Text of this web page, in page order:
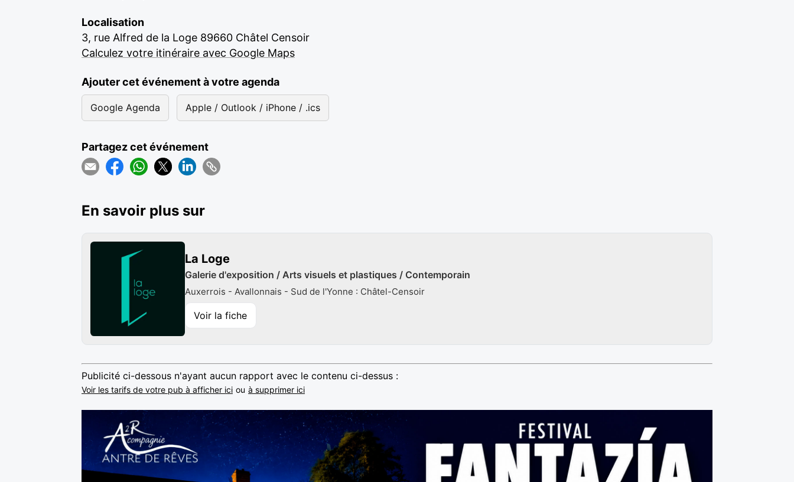
Localisation
3, rue Alfred de la Loge 89660 Châtel Censoir
Calculez votre itinéraire avec Google Maps
Ajouter cet événement à votre agenda
Google Agenda Apple / Outlook / iPhone / .ics
Partagez cet événement
En savoir plus sur
La Loge
Galerie d'exposition / Arts visuels et plastiques / Contemporain
Auxerrois - Avallonnais - Sud de l'Yonne : Châtel-Censoir
Voir la fiche
Publicité ci-dessous n'ayant aucun rapport avec le contenu ci-dessus :
Voir les tarifs de votre pub à afficher ici ou à supprimer ici